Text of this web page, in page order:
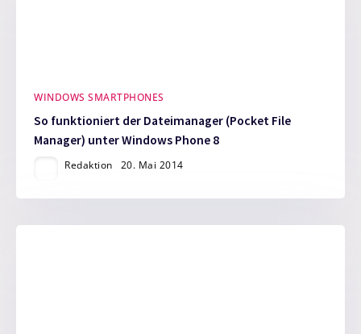
WINDOWS SMARTPHONES
So funktioniert der Dateimanager (Pocket File
Manager) unter Windows Phone 8
Redaktion 20. Mai 2014